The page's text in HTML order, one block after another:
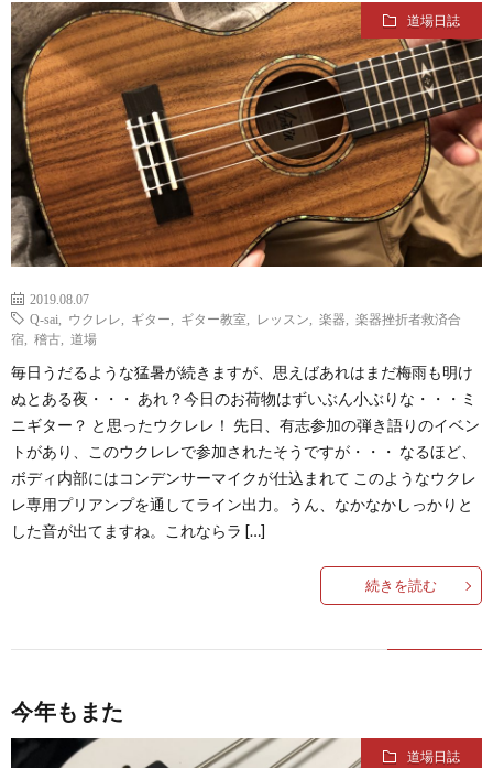
道場日誌
2019.08.07
Q-sai
ウクレレ ギター ギター教室 レッスン 楽器
楽器挫折者救済合
宿
稽古 道場
毎日うだるような猛暑が続きますが、思えばあれはまだ梅雨も明け
ぬとある夜・・・ あれ？今日のお荷物はずいぶん小ぶりな・・・ミ
ニギター？ と思ったウクレレ！ 先日、有志参加の弾き語りのイベン
トがあり、このウクレレで参加されたそうですが・・・ なるほど、
ボディ内部にはコンデンサーマイクが仕込まれて このようなウクレ
レ専用プリアンプを通してライン出力。うん、なかなかしっかりと
した音が出てますね。これならラ […]
続きを読む
今年もまた
道場日誌